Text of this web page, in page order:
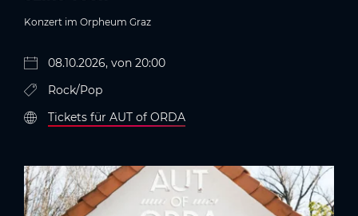
Konzert im Orpheum Graz
08.10.2026, von 20:00
Rock/Pop
Tickets für AUT of ORDA